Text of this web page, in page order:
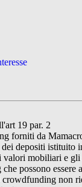
19 par. 2
forniti da
dei depositi istituito
mobiliari e gli
possono essere
crowdfunding non